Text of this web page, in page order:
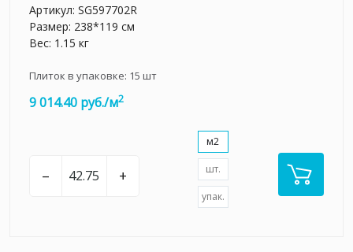
Артикул: SG597702R
Размер: 238*119 см
Вес: 1.15 кг
Плиток в упаковке: 15 шт
9 014.40 руб./м2
– +
м2
шт.
упак.